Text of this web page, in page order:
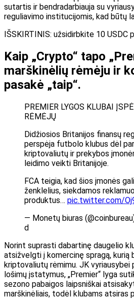
sutartis ir bendradarbiauja su
reguliavimo institucijomis, kad būtų
IŠSKIRTINIS: užsidirbkite 10 USDC
Kaip „Crypto“ tapo
marškinėlių rėmėju ir
pasakė „taip“.
PREMIER LYGOS KLUBAI
RĖMĖJŲ
Didžiosios Britanijos finansų
perspėja futbolo klubus dėl
kriptovaliutų ir prekybos
leidimo veikti Britanijoje.
FCA teigia, kad šios įmonės
ženklelius, siekdamos
produktus… pic.twitter.com/
— Monetų biuras
d
Norint suprasti dabartinę daugelio
atsižvelgti į komercinę spragą, kurią
kriptovaliutų rėmimu. JK vyriausybei
lošimų įstatymus, „Premier“ lyga
sezono pabaigos laipsniškai
marškinėliais, todėl klubams atsiras